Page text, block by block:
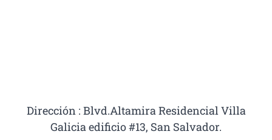
Dirección : Blvd.Altamira Residencial Villa
Galicia edificio #13, San Salvador.